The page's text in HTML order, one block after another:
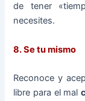
de tener
necesites.
8. Se tu mismo
Reconoce y
libre para el mal